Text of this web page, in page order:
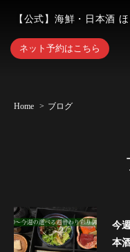
【公式】海鮮・日本酒
ネット予約はこちら
Home ブログ
今
本